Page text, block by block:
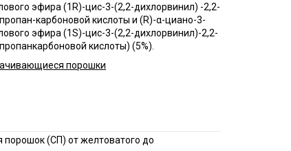
эфира (1R)-цис-3-(2,2-дихлорвинил) -2,2-
карбоновой кислоты и (R)-α-циано-3-
эфира (1S)-цис-3-(2,2-дихлорвинил)-2,2-
кислоты) (5%).
порошки
(СП) от желтоватого до